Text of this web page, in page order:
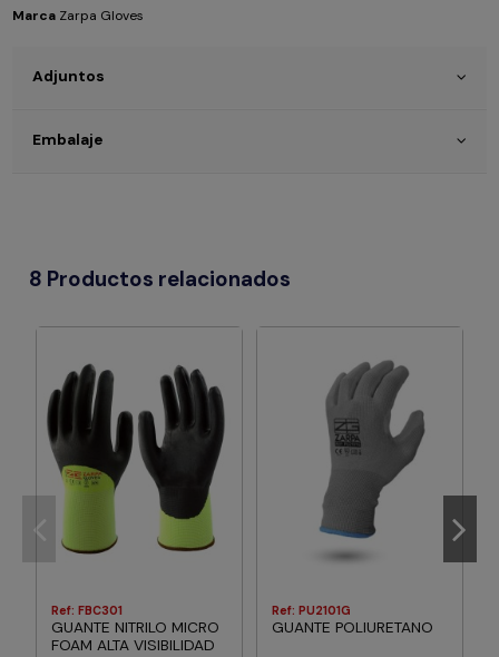
Marca Zarpa Gloves
Adjuntos
Embalaje
8 Productos relacionados
Ref: FBC301
GUANTE NITRILO MICRO
FOAM ALTA VISIBILIDAD
Ref: PU2101G
GUANTE POLIURETANO